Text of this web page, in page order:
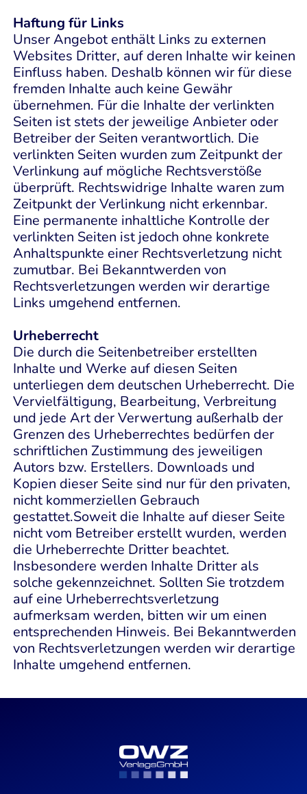
Haftung für Links
Unser Angebot enthält Links zu externen
Websites Dritter, auf deren Inhalte wir keinen
Einfluss haben. Deshalb können wir für diese
fremden Inhalte auch keine Gewähr
übernehmen. Für die Inhalte der verlinkten
Seiten ist stets der jeweilige Anbieter oder
Betreiber der Seiten verantwortlich. Die
verlinkten Seiten wurden zum Zeitpunkt der
Verlinkung auf mögliche Rechtsverstöße
überprüft. Rechtswidrige Inhalte waren zum
Zeitpunkt der Verlinkung nicht erkennbar.
Eine permanente inhaltliche Kontrolle der
verlinkten Seiten ist jedoch ohne konkrete
Anhaltspunkte einer Rechtsverletzung nicht
zumutbar. Bei Bekanntwerden von
Rechtsverletzungen werden wir derartige
Links umgehend entfernen.
Urheberrecht
Die durch die Seitenbetreiber erstellten
Inhalte und Werke auf diesen Seiten
unterliegen dem deutschen Urheberrecht. Die
Vervielfältigung, Bearbeitung, Verbreitung
und jede Art der Verwertung außerhalb der
Grenzen des Urheberrechtes bedürfen der
schriftlichen Zustimmung des jeweiligen
Autors bzw. Erstellers. Downloads und
Kopien dieser Seite sind nur für den privaten,
nicht kommerziellen Gebrauch
gestattet.Soweit die Inhalte auf dieser Seite
nicht vom Betreiber erstellt wurden, werden
die Urheberrechte Dritter beachtet.
Insbesondere werden Inhalte Dritter als
solche gekennzeichnet. Sollten Sie trotzdem
auf eine Urheberrechtsverletzung
aufmerksam werden, bitten wir um einen
entsprechenden Hinweis. Bei Bekanntwerden
von Rechtsverletzungen werden wir derartige
Inhalte umgehend entfernen.